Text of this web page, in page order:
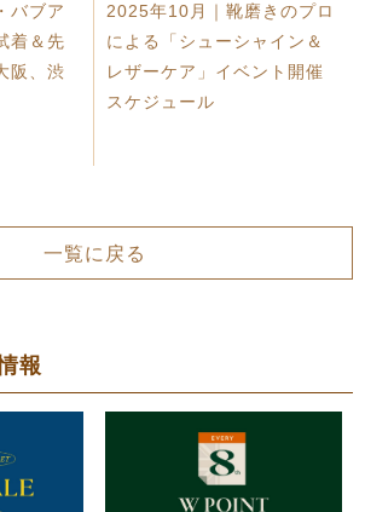
バブア
着＆先
阪、渋
2025年10月｜靴磨きのプロ
による「シューシャイン＆
レザーケア」イベント開催
スケジュール
一覧に戻る
報